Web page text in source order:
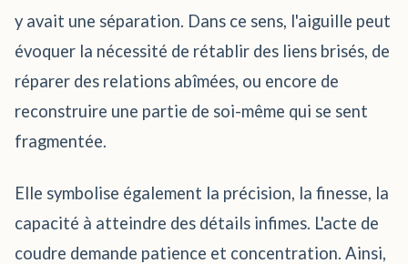
y avait une séparation. Dans ce sens, l'aiguille peut
évoquer la nécessité de rétablir des liens brisés, de
réparer des relations abîmées, ou encore de
reconstruire une partie de soi-même qui se sent
fragmentée.
Elle symbolise également la précision, la finesse, la
capacité à atteindre des détails infimes. L'acte de
coudre demande patience et concentration. Ainsi,